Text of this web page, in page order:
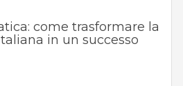
come trasformare la
in un successo